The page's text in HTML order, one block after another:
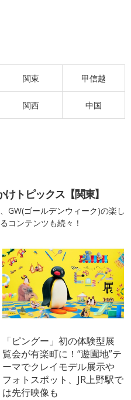
関東 甲信越
関西 中国
トピックス【関東】
GW(ゴールデンウィーク)の楽し
コンテンツも続々！
「ピングー」初の体験型展
覧会が有楽町に！“遊園地”テ
ーマでクレイモデル展示や
フォトスポット、JR上野駅で
は先行映像も